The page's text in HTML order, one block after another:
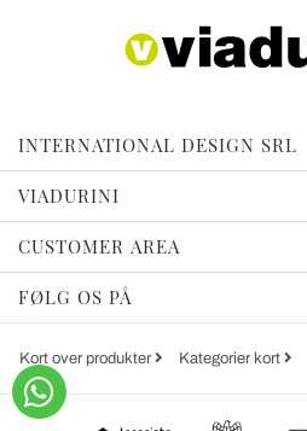
INTERNATIONAL DESIGN SRL
VIADURINI
CUSTOMER AREA
FØLG OS PÅ
Kort over produkter Kategorier kort